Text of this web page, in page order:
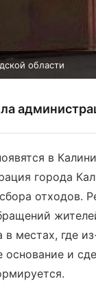
области
в
города
отходов.
местах, где
и